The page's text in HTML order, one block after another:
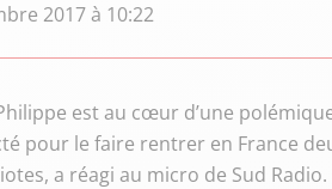
2017 à 10:22
est au cœur d’une
pour le faire rentrer en France
a réagi au micro de Sud Radio.